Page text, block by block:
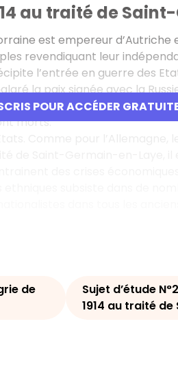
POUR ACCÉDER
au traité de
est empereur d’Autriche
revendiquant leur
l’entrée en guerre des
la paix signée avec la
Ier a peu d’expérience
morts.
de
Sujet d’étude
1914 au traité